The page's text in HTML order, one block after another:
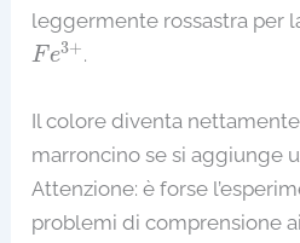
leggermente rossastra per
Fe3+
Fe3+.
Il colore diventa
marroncino se si aggiunge
Attenzione: è forse
problemi di comprensione